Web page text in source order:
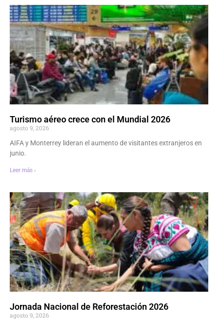
Turismo aéreo crece con el Mundial 2026
agosto 9, 2026
AIFA y Monterrey lideran el aumento de visitantes extranjeros en
junio.
Leer más ›
Jornada Nacional de Reforestación 2026
agosto 9, 2026